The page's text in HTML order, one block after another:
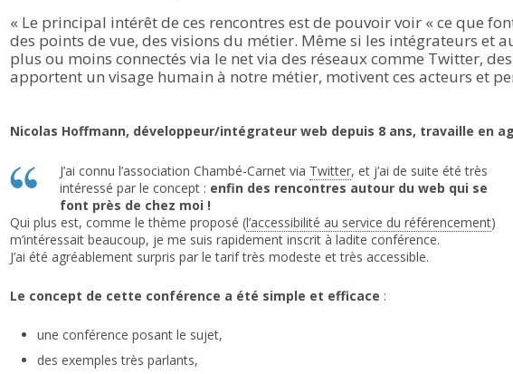
« Le principal intérêt de ces rencontres est de pouvoir voir « ce que
des points de vue, des visions du métier. Même si les intégrateurs et
plus ou moins connectés via le net via des réseaux comme Twitter,
apportent un visage humain à notre métier, motivent ces acteurs et
Nicolas Hoffmann, développeur/intégrateur web depuis 8 ans, travaille en
J’ai connu l’association Chambé-Carnet via Twitter, et j’ai de suite été très
intéressé par le concept : enfin des rencontres autour du web qui se
font près de chez moi !
Qui plus est, comme le thème proposé (l’accessibilité au service du référencement)
m’intéressait beaucoup, je me suis rapidement inscrit à ladite conférence.
J’ai été agréablement surpris par le tarif très modeste et très accessible.
Le concept de cette conférence a été simple et efficace :
une conférence posant le sujet,
des exemples très parlants,